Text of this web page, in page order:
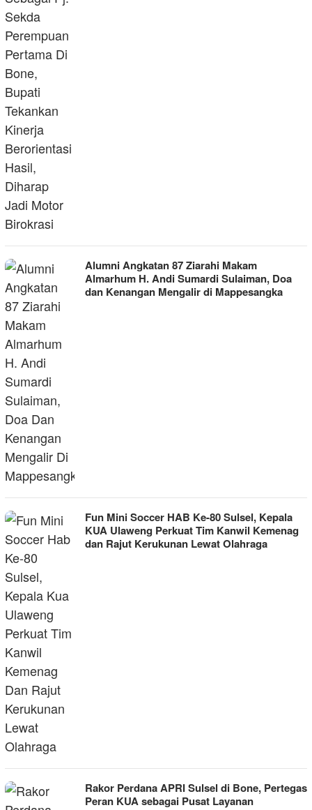
Alumni Angkatan 87 Ziarahi Makam
Almarhum H. Andi Sumardi Sulaiman, Doa
dan Kenangan Mengalir di Mappesangka
Fun Mini Soccer HAB Ke-80 Sulsel, Kepala
KUA Ulaweng Perkuat Tim Kanwil Kemenag
dan Rajut Kerukunan Lewat Olahraga
Rakor Perdana APRI Sulsel di Bone, Pertegas
Peran KUA sebagai Pusat Layanan